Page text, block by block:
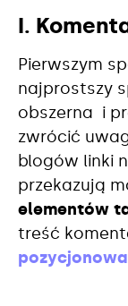
I.
Pierwszym
najprostszy
obszerna i
zwrócić
blogów linki
przekazują
elementów
treść